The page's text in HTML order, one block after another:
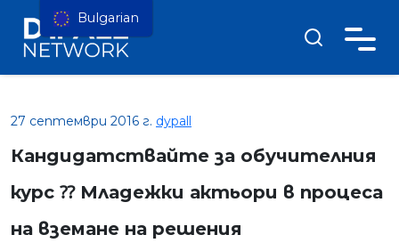
27 септември 2016 г. dypall
Кандидатствайте за обучителния
курс ⁇ Младежки актьори в процеса
на вземане на решения
Bulgarian